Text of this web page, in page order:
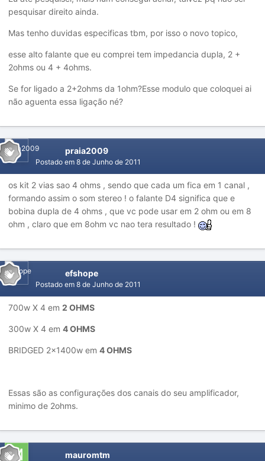
pesquisar direito ainda.
Mas tenho duvidas especificas tbm, por isso o novo topico,
esse alto falante que eu comprei tem impedancia dupla, 2 +
2ohms ou 4 + 4ohms.
Se for ligado a 2+2ohms da 1ohm?Esse modulo que coloquei ai
não aguenta essa ligação né?
praia2009
Postado em 8 de Junho de 2011
os kit 2 vias sao 4 ohms , sendo que cada um fica em 1 canal ,
formando assim o som stereo ! o falante D4 significa que e
bobina dupla de 4 ohms , que vc pode usar em 2 ohm ou em 8
ohm , claro que em 8ohm vc nao tera resultado !
efshope
Postado em 8 de Junho de 2011
700w X 4 em 2 OHMS
300w X 4 em 4 OHMS
BRIDGED 2x1400w em 4 OHMS
Essas são as configurações dos canais do seu amplificador,
minimo de 2ohms.
mauromtm